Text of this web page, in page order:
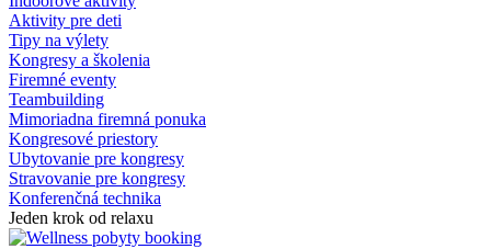
Aktivity pre deti
Tipy na výlety
Kongresy a školenia
Firemné eventy
Teambuilding
Mimoriadna firemná ponuka
Kongresové priestory
Ubytovanie pre kongresy
Stravovanie pre kongresy
Konferenčná technika
Jeden krok od relaxu